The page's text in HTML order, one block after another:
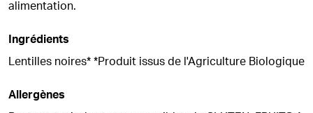
alimentation.
Ingrédients
Lentilles noires* *Produit issus de l'Agriculture Biologique
Allergènes